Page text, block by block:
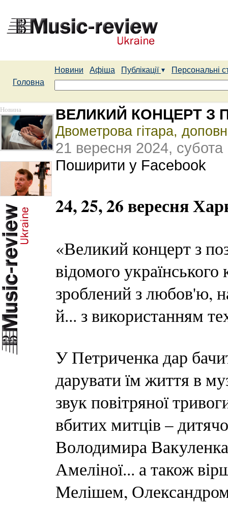
Новини Афіша Публікації
Персональні
Головна
Новина ВЕЛИКИЙ КОНЦЕРТ З
Двометрова гітара,
21 вересня 2024, субота
Поширити у Facebook
24, 25, 26 вересня
«Великий концерт з
відомого
зроблений з любов'ю,
й... з використанням
У Петриченка дар
дарувати їм життя в
звук повітряної
вбитих митців –
Володимира
Амеліної... а також
Мелішем,